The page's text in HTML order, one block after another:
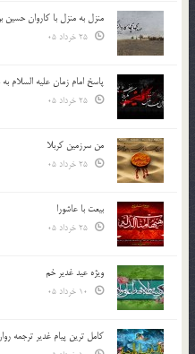
منزل به منزل با کاروان حسین
پاسخ امام زمان علیه السلام
من سرزمین کربلا
بیعت با عاشورا
ویژه عید غدیر خم
کامل ترین پیام غدیر ترجمه